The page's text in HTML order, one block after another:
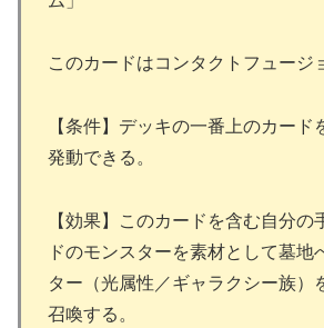
このカードはコンタクトフュージ
【条件】デッキの一番上のカード
発動できる。
【効果】このカードを含む自分の
ドのモンスターを素材として墓地
ター（光属性／ギャラクシー族）
召喚する。